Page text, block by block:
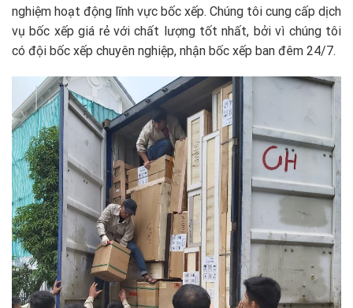
nghiệm hoạt động lĩnh vực bốc xếp. Chúng tôi cung cấp dịch
vụ bốc xếp giá rẻ với chất lượng tốt nhất, bởi vì chúng tôi
có đội bốc xếp chuyên nghiệp, nhận bốc xếp ban đêm 24/7.